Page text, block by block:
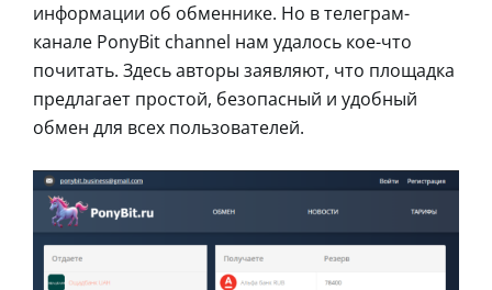
информации об обменнике. Но в телеграм-
канале PonyBit channel нам удалось кое-что
почитать. Здесь авторы заявляют, что площадка
предлагает простой, безопасный и удобный
обмен для всех пользователей.